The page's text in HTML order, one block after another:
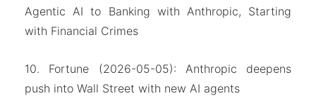
Agentic AI to Banking with Anthropic, Starting
with Financial Crimes
10. Fortune (2026-05-05): Anthropic deepens
push into Wall Street with new AI agents